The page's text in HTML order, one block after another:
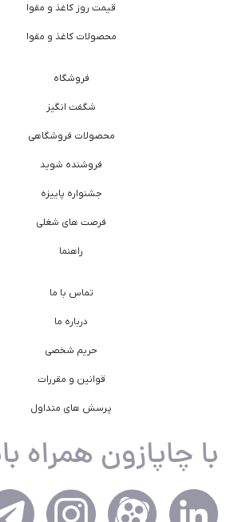
قیمت روز کاغذ و مقوا
محصولات کاغذ و مقوا
فروشگاه
شگفت انگیز
محصولات فروشگاهی
فروشنده شوید
جشنواره پاییزه
فرصت های شغلی
راهنما
تماس با ما
درباره ما
حریم شخصی
قوانین و مقررات
پرسش های متداول